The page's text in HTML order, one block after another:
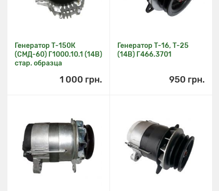
Генератор Т-150К
(СМД-60) Г1000.10.1 (14В)
стар. образца
1 000 грн.
Генератор Т-16, Т-25
(14В) Г466.3701
950 грн.